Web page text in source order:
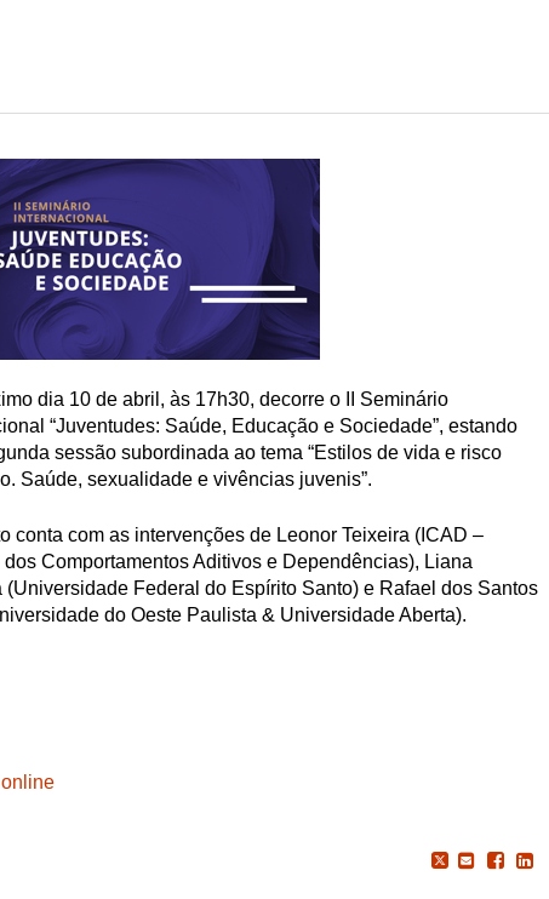
dia 10 de abril, às 17h30, decorre o II Seminário
“Juventudes: Saúde, Educação e Sociedade”, estando
sessão subordinada ao tema “Estilos de vida e risco
Saúde, sexualidade e vivências juvenis”.
conta com as intervenções de Leonor Teixeira (ICAD –
dos Comportamentos Aditivos e Dependências), Liana
(Universidade Federal do Espírito Santo) e Rafael dos Santos
do Oeste Paulista & Universidade Aberta).